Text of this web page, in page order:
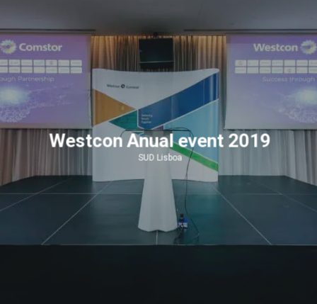
Westcon Anual event 2019
SUD Lisboa